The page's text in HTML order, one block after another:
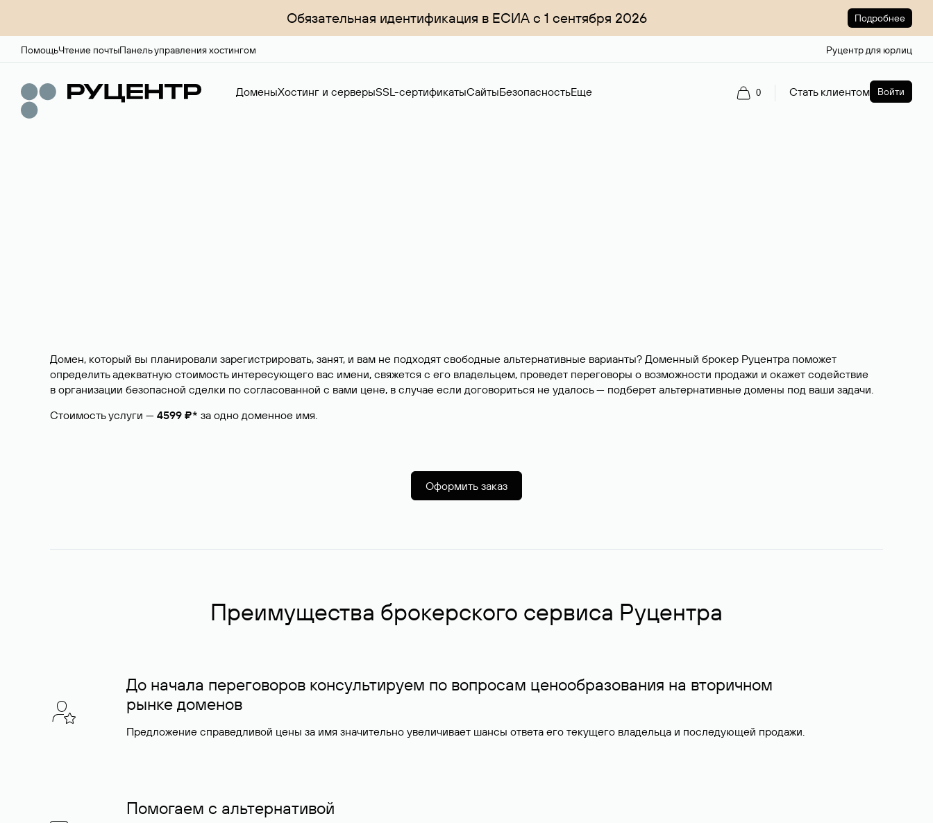
Обязательная идентификация в ЕСИА с 1 сентября 2026 Подробнее
ПомощьЧтение почтыПанель управления хостингом Руцентр для юрлиц
ДоменыХостинг и серверыSSL-сертификатыСайтыБезопасностьЕще 0 Стать клиентом Войти
Домен, который вы планировали зарегистрировать, занят, и вам не подходят свободные альтернативные варианты? Доменный брокер Руцентра поможет
определить адекватную стоимость интересующего вас имени, свяжется с его владельцем, проведет переговоры о возможности продажи и окажет содействие
в организации безопасной сделки по согласованной с вами цене, в случае если договориться не удалось — подберет альтернативные домены под ваши задачи.
Стоимость услуги — 4599 ₽* за одно доменное имя.
Оформить заказ
Преимущества брокерского сервиса Руцентра
До начала переговоров консультируем по вопросам ценообразования на вторичном
рынке доменов
Предложение справедливой цены за имя значительно увеличивает шансы ответа его текущего владельца и последующей продажи.
Помогаем с альтернативой